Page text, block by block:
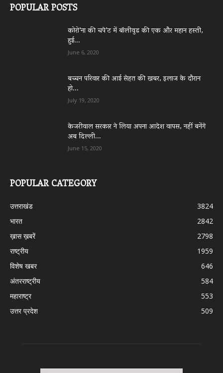
POPULAR POSTS
कोरो’ना की चपे’ट में बॉलीवुड की एक और महान हस्ती,
हुई...
June 6, 2020
बच्चन परिवार की आई सेहत की खबर, इलाज के दौरान
हो...
July 19, 2020
केजरीवाल सरकार ने लिया अपना आदेश वापस, नहीं बनेंगे
अब दिल्ली...
June 15, 2020
POPULAR CATEGORY
उत्तराखंड
3824
भारत
2842
ख़ास ख़बरें
2798
राष्ट्रीय
1959
विशेष खबर
646
अंतरराष्ट्रीय
584
महाराष्ट्र
553
उत्तर प्रदेश
509